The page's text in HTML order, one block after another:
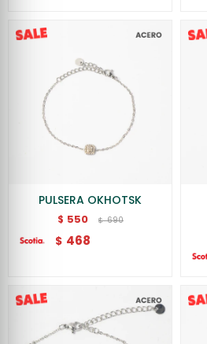
PULSERA OKHOTSK
$ 550 $ 690
$ 468